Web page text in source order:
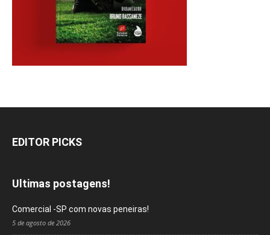
EDITOR PICKS
Ultimas postagens!
Comercial -SP com novas peneiras!
5 de agosto de 2026